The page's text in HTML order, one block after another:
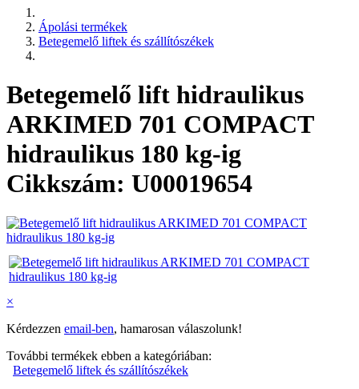
Ápolási termékek
Betegemelő liftek és szállítószékek
Betegemelő lift hidraulikus
ARKIMED 701 COMPACT
hidraulikus 180 kg-ig
Cikkszám: U00019654
×
Kérdezzen email-ben, hamarosan válaszolunk!
További termékek ebben a kategóriában:
Betegemelő liftek és szállítószékek